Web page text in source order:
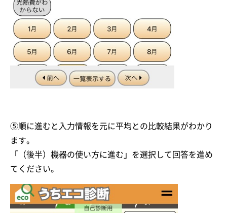
⑤順に進むと入力情報を元に平均との比較結果がわかり
ます。
「（後半）機器の使い方に進む」を選択して回答を進め
てください。